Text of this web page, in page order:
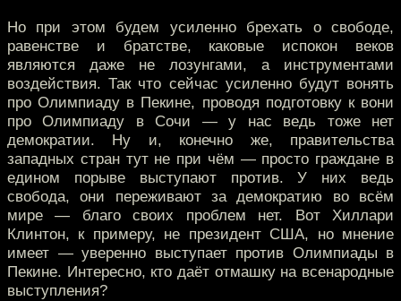
Но при этом будем усиленно брехать о свободе,
равенстве и братстве, каковые испокон веков
являются даже не лозунгами, а инструментами
воздействия. Так что сейчас усиленно будут вонять
про Олимпиаду в Пекине, проводя подготовку к вони
про Олимпиаду в Сочи — у нас ведь тоже нет
демократии. Ну и, конечно же, правительства
западных стран тут не при чём — просто граждане в
едином порыве выступают против. У них ведь
свобода, они переживают за демократию во всём
мире — благо своих проблем нет. Вот Хиллари
Клинтон, к примеру, не президент США, но мнение
имеет — уверенно выступает против Олимпиады в
Пекине. Интересно, кто даёт отмашку на всенародные
выступления?